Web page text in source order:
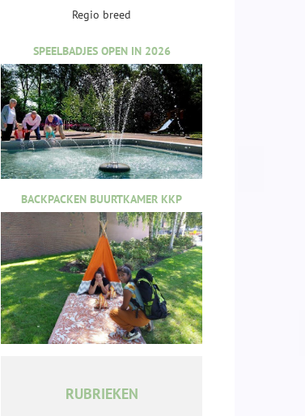
Regio breed
SPEELBADJES OPEN IN 2026
BACKPACKEN BUURTKAMER KKP
RUBRIEKEN